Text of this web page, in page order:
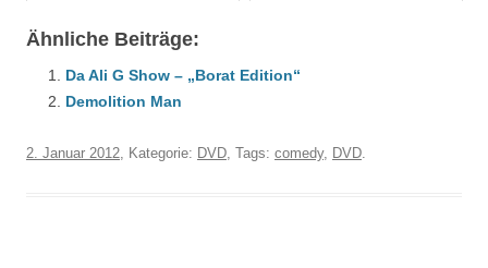
Ähnliche Beiträge:
Da Ali G Show – „Borat Edition“
Demolition Man
2. Januar 2012 , Kategorie: DVD , Tags: comedy, DVD